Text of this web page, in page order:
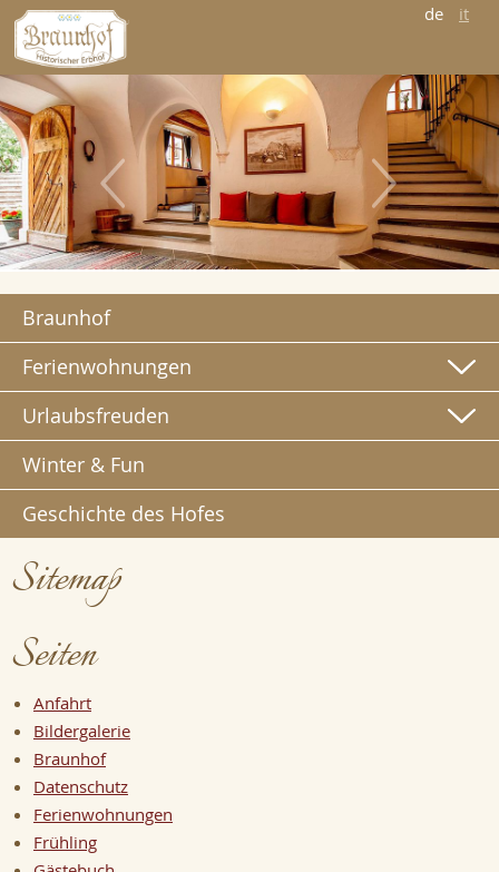
de it
Braunhof
Ferienwohnungen
Urlaubsfreuden
Winter & Fun
Geschichte des Hofes
Sitemap
Seiten
Anfahrt
Bildergalerie
Braunhof
Datenschutz
Ferienwohnungen
Frühling